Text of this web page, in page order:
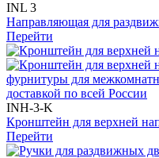
INL 3
Направляющая для
Перейти
INH-3-K
Кронштейн для верхней
Перейти